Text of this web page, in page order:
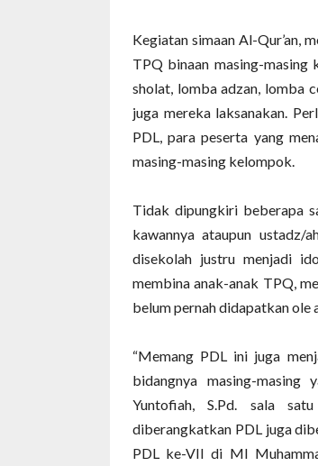
Kegiatan simaan Al-Qur’an,
TPQ binaan masing-masing
sholat, lomba adzan, lomba
juga mereka laksanakan.
PDL, para peserta yang
masing-masing kelompok.
Tidak dipungkiri beberapa
kawannya ataupun ustadz/
disekolah justru menjadi
membina anak-anak TPQ,
belum pernah didapatkan
“Memang PDL ini juga
bidangnya masing-masing
Yuntofiah, S.Pd. sala
diberangkatkan PDL juga
PDL ke-VII di MI